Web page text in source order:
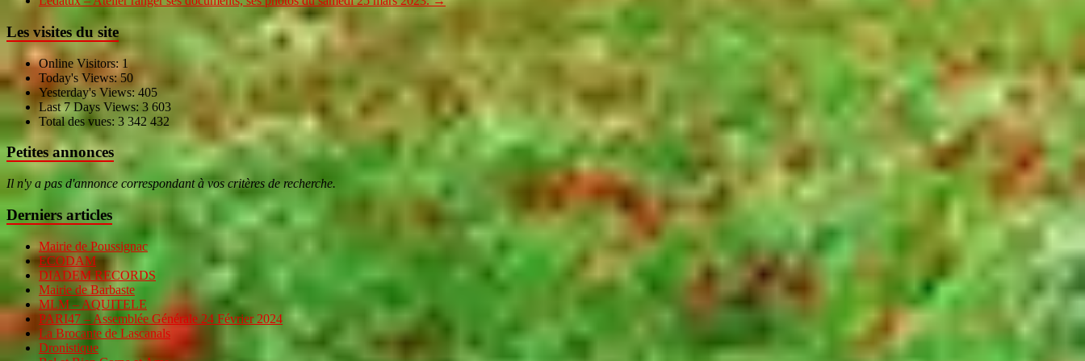
Les visites du site
Online Visitors: 1
Today's Views:50
Yesterday's Views: 405
Last 7 Days Views: 3 603
Total des vues: 3 342 432
Petites annonces
Il n'y a pas d'annonce correspondant à vos critères de recherche.
Derniers articles
Mairie de Poussignac
ECODAM
DIADEM RECORDS
Mairie de Barbaste
MLM – AQUITELE
PARI47 – Assemblée Générale 24 Février 2024
La Brocante de Lascanals
Dronistique